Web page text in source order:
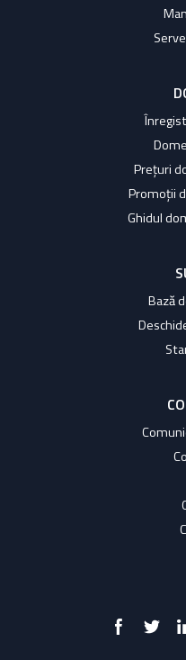
Prețuri
Promoții
Ghidul
Bază